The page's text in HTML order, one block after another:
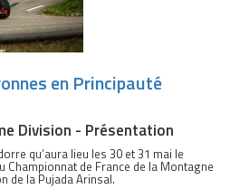
en Principauté
Division - Présentation
qu’aura lieu les 30 et 31 mai le
de France de la Montagne
de la Pujada Arinsal.